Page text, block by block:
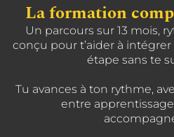
La formation
Un parcours sur 13 mois,
conçu pour t’aider à
étape sans te
Tu avances à ton rythme,
entre